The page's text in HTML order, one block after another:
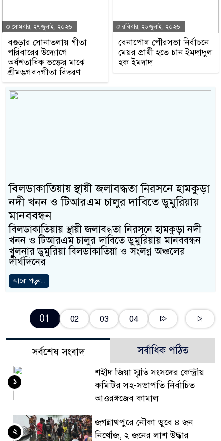
সোমবার, ২৭ জুলাই, ২০২৬
বগুড়ার সোনাতলায় গীতা
পরিবারের উদ্যোগে
অর্ধশতাধিক ভক্তের মাঝে
শ্রীমদ্ভগবদ্গীতা বিতরণ
রবিবার, ২৬ জুলাই, ২০২৬
বেনাপোল পৌরসভা নির্বাচনে
মেয়র প্রার্থী হতে চান ইমদাদুল
হক ইমদাদ
বিলডাকাতিয়ায় স্থায়ী জলাবদ্ধতা নিরসনে হামকুড়া
নদী খনন ও টিআরএম চালুর দাবিতে ডুমুরিয়ায়
মানববন্ধন
বিলডাকাতিয়ায় স্থায়ী জলাবদ্ধতা নিরসনে হামকুড়া নদী
খনন ও টিআরএম চালুর দাবিতে ডুমুরিয়ায় মানববন্ধন
খুলনার ডুমুরিয়া বিলডাকাতিয়া ও সংলগ্ন অঞ্চলের
দীর্ঘদিনের
আরো পড়ুন...
01 02 03 04
সর্বশেষ সংবাদ সর্বাধিক পঠিত
শহীদ জিয়া স্মৃতি সংসদের কেন্দ্রীয়
কমিটির সহ-সভাপতি নির্বাচিত
আওরঙ্গজেব কামাল
১
জগন্নাথপুরে নৌকা ডুবে ৪ জন
নিখোঁজ, ২ জনের লাশ উদ্ধার
২